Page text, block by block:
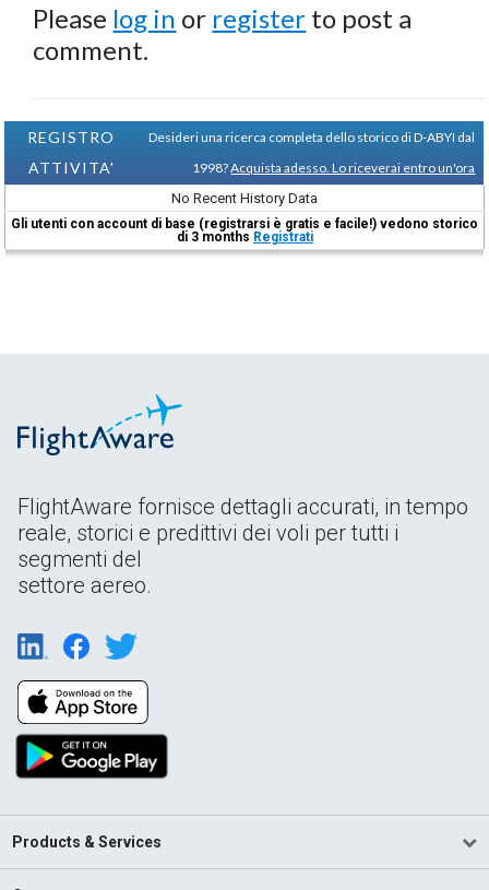
Please log in or register to post a
comment.
REGISTRO
ATTIVITA'
Desideri una ricerca completa dello storico di D-ABYI dal
1998?Acquista adesso. Lo riceverai entro un'ora
No Recent History Data
Gli utenti con account di base (registrarsi è gratis e facile!) vedono storico
di 3 months Registrati
FlightAware fornisce dettagli accurati, in tempo
reale, storici e predittivi dei voli per tutti i
segmenti del
settore aereo.
Products & Services